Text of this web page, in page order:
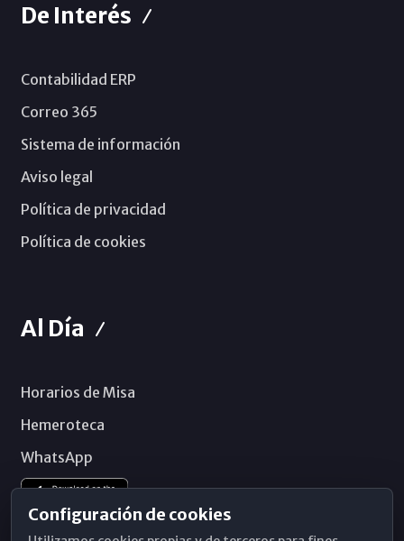
De Interés
Contabilidad ERP
Correo 365
Sistema de información
Aviso legal
Política de privacidad
Política de cookies
Al Día
Horarios de Misa
Hemeroteca
WhatsApp
Configuración de cookies